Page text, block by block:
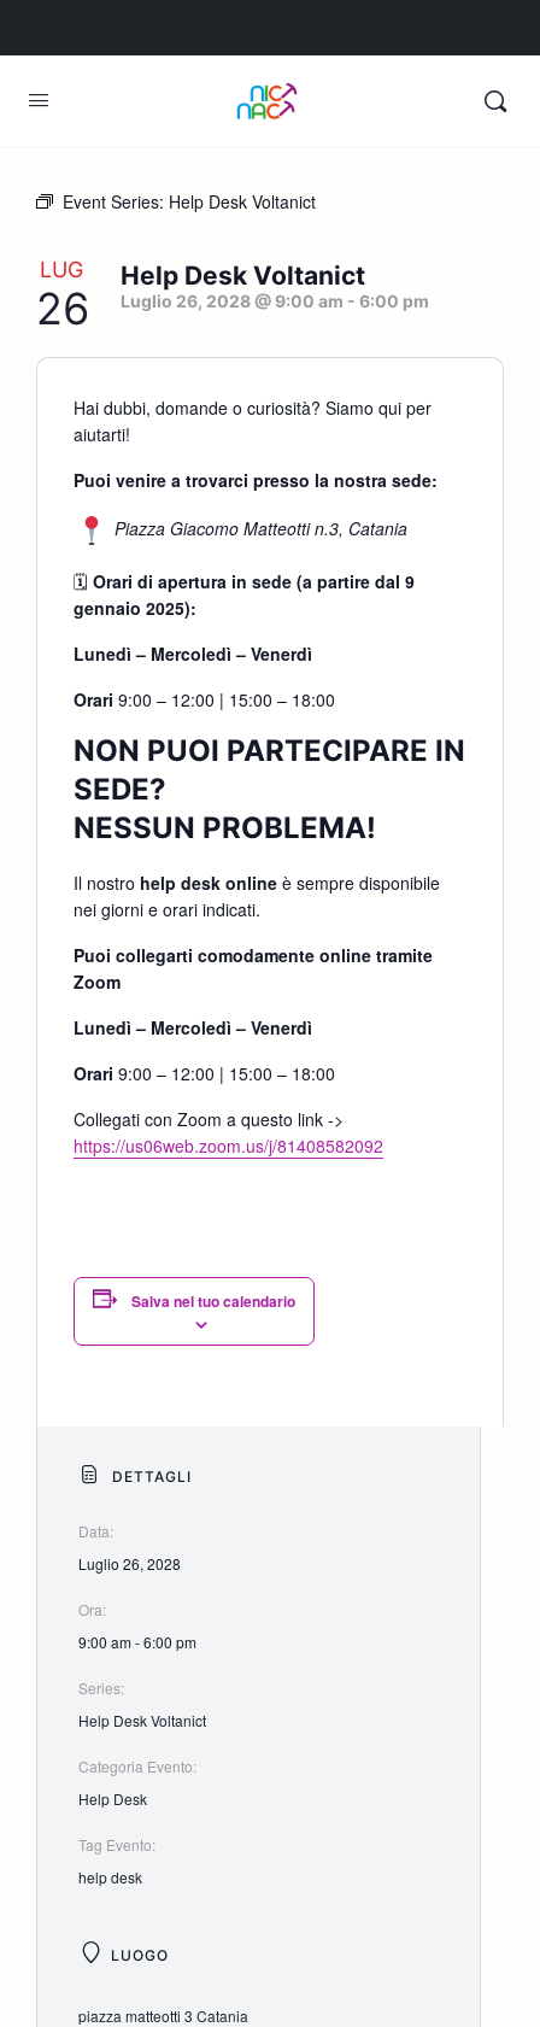
Event Series: Help Desk Voltanict
LUG
26
Help Desk Voltanict
Luglio 26, 2028 @ 9:00 am - 6:00 pm
Hai dubbi, domande o curiosità? Siamo qui per
aiutarti!
Puoi venire a trovarci presso la nostra sede:
Piazza Giacomo Matteotti n.3, Catania
🗓 Orari di apertura in sede (a partire dal 9
gennaio 2025):
Lunedì – Mercoledì – Venerdì
Orari 9:00 – 12:00 | 15:00 – 18:00
NON PUOI PARTECIPARE IN
SEDE?
NESSUN PROBLEMA!
Il nostro help desk online è sempre disponibile
nei giorni e orari indicati.
Puoi collegarti comodamente online tramite
Zoom
Lunedì – Mercoledì – Venerdì
Orari 9:00 – 12:00 | 15:00 – 18:00
Collegati con Zoom a questo link ->
https://us06web.zoom.us/j/81408582092
Salva nel tuo calendario
DETTAGLI
Data:
Luglio 26, 2028
Ora:
9:00 am - 6:00 pm
Series:
Help Desk Voltanict
Categoria Evento:
Help Desk
Tag Evento:
help desk
LUOGO
piazza matteotti 3 Catania